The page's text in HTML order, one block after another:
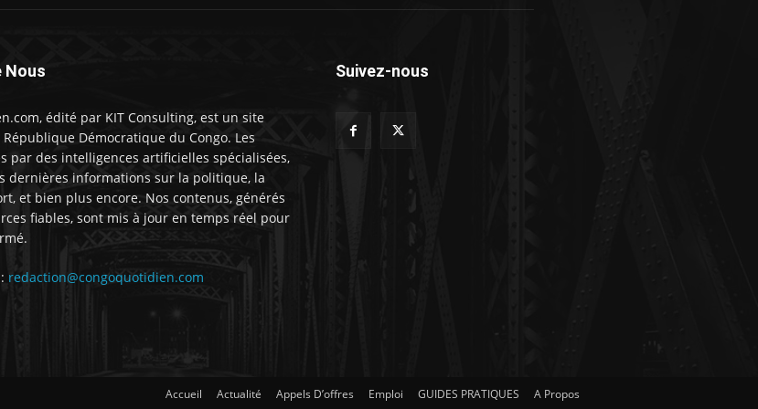
Nous
édité par KIT Consulting, est un site
Démocratique du Congo. Les
par des intelligences artificielles spécialisées,
dernières informations sur la politique, la
et bien plus encore. Nos contenus, générés
fiables, sont mis à jour en temps réel pour
redaction@congoquotidien.com
Suivez-nous
Accueil Actualité Appels D’offres Emploi GUIDES PRATIQUES
A Propos